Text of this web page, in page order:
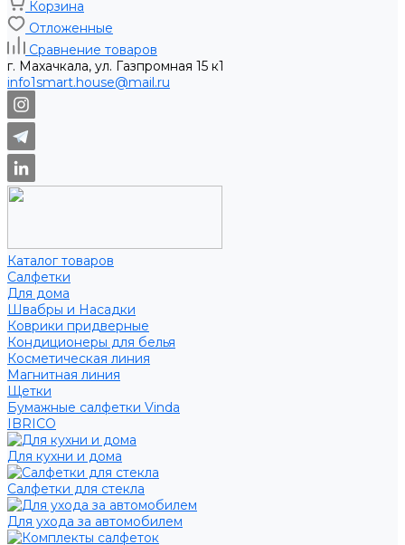
Корзина
Отложенные
Сравнение товаров
г. Махачкала, ул. Газпромная 15 к1
info1smart.house@mail.ru
Каталог товаров
Салфетки
Для дома
Швабры и Насадки
Коврики придверные
Кондиционеры для белья
Косметическая линия
Магнитная линия
Щетки
Бумажные салфетки Vinda
IBRICO
Для кухни и дома
Салфетки для стекла
Для ухода за автомобилем